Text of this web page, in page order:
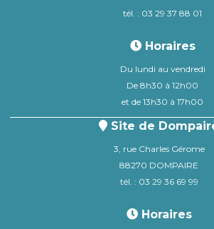
tél. : 03 29 37 88 01
Horaires
Du lundi au vendredi
De 8h30 à 12h00
et de 13h30 à 17h00
Site de
3, rue Charles Gérome
88270 DOMPAIRE
tél. : 03 29 36 69 99
Horaires